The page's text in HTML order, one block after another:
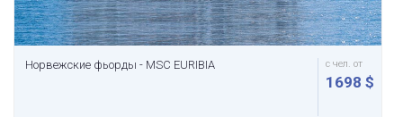
Норвежские фьорды - MSC EURIBIA с чел. от
1698 $